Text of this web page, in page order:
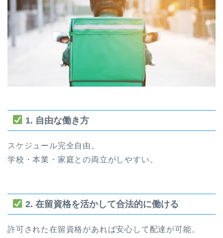
1. 自由な働き方
スケジュール完全自由。
学校・本業・家庭との両立がしやすい。
2. 在留資格を活かして合法的に働ける
許可された在留資格があれば安心して配達が可能。